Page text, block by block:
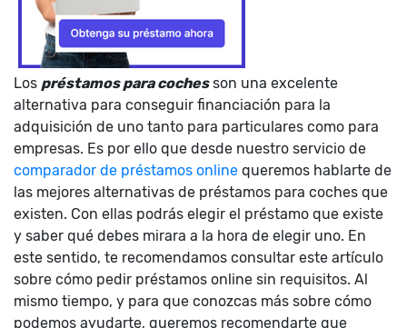
Los préstamos para coches son una excelente
alternativa para conseguir financiación para la
adquisición de uno tanto para particulares como para
empresas. Es por ello que desde nuestro servicio de
comparador de préstamos online queremos hablarte de
las mejores alternativas de préstamos para coches que
existen. Con ellas podrás elegir el préstamo que existe
y saber qué debes mirara a la hora de elegir uno. En
este sentido, te recomendamos consultar este artículo
sobre cómo pedir préstamos online sin requisitos. Al
mismo tiempo, y para que conozcas más sobre cómo
podemos ayudarte, queremos recomendarte que